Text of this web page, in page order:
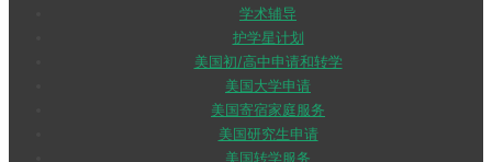
学术辅导
护学星计划
美国初/高中申请和转学
美国大学申请
美国寄宿家庭服务
美国研究生申请
美国转学服务